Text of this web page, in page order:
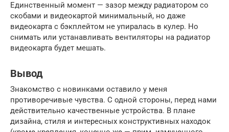
Единственный момент — зазор между радиатором со
скобами и видеокартой минимальный, но даже
видеокарта с бэкплейтом не упиралась в кулер. Но
снимать или устанавливать вентиляторы на радиатор
видеокарта будет мешать.
Вывод
Знакомство с новинками оставило у меня
противоречивые чувства. С одной стороны, перед нами
действительно качественные устройства. В плане
дизайна, стиля и интересных конструктивных находок